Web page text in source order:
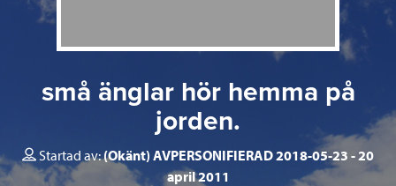
små änglar hör hemma på
jorden.
Startad av:(Okänt) AVPERSONIFIERAD 2018-05-23 20
april 2011